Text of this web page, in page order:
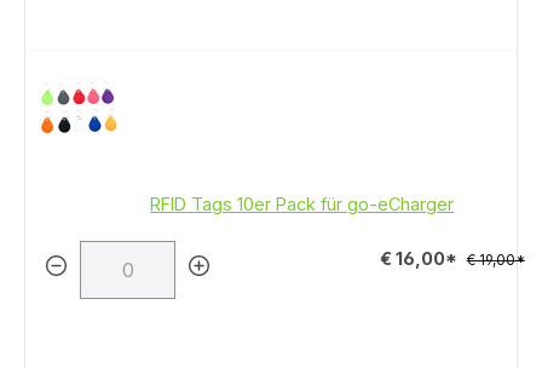
RFID Tags 10er Pack für go-eCharger
€ 16,00* € 19,00*